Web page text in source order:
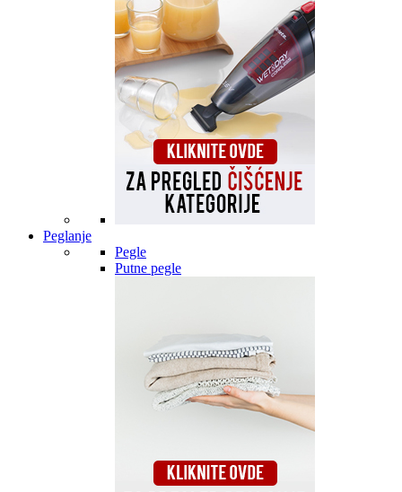
Peglanje
Pegle
Putne pegle